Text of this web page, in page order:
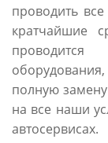
проводить
кратчайшие
полную
на все наши
автосервисах.